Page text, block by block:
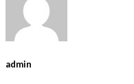
admin